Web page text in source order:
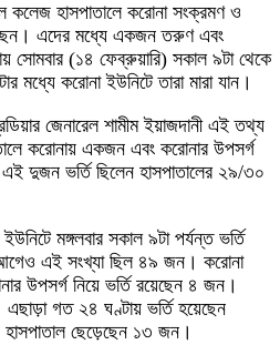
কলেজ হাসপাতালে করোনা সংক্রমণ ও
এদের মধ্যে একজন তরুণ এবং
সোমবার (১৪ ফেব্রুয়ারি) সকাল ৯টা থেকে
মধ্যে করোনা ইউনিটে তারা মারা যান।
জেনারেল শামীম ইয়াজদানী এই তথ্য
করোনায় একজন এবং করোনার উপসর্গ
দুজন ভর্তি ছিলেন হাসপাতালের ২৯/৩০
মঙ্গলবার সকাল ৯টা পর্যন্ত ভর্তি
এই সংখ্যা ছিল ৪৯ জন। করোনা
উপসর্গ নিয়ে ভর্তি রয়েছেন ৪ জন।
গত ২৪ ঘণ্টায় ভর্তি হয়েছেন
ছেড়েছেন ১৩ জন।